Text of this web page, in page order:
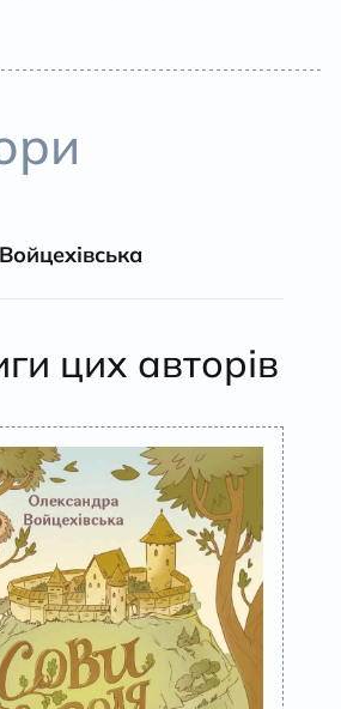
цих авторів